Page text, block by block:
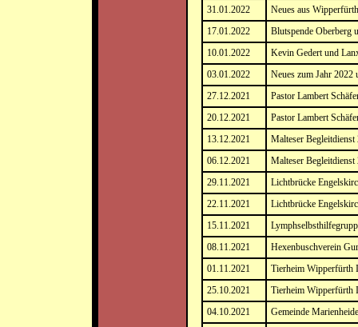
31.01.2022
Neues aus
17.01.2022
Blutspende Oberberg
10.01.2022
Kevin Gedert und
03.01.2022
Neues zum Jahr 2022
27.12.2021
Pastor Lambert
20.12.2021
Pastor Lambert
13.12.2021
Malteser Begleitdienst
06.12.2021
Malteser Begleitdienst
29.11.2021
Lichtbrücke
22.11.2021
Lichtbrücke
15.11.2021
08.11.2021
Hexenbuschverein
01.11.2021
Tierheim Wipperfürth
25.10.2021
Tierheim Wipperfürth I
04.10.2021
Gemeinde Marienheide